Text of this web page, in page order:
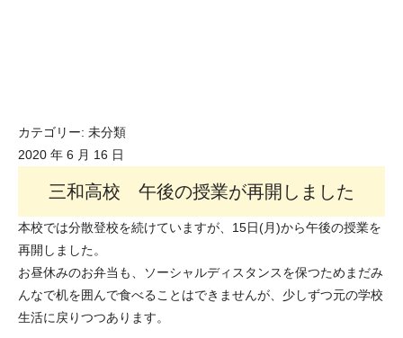
カテゴリー: 未分類
2020 年 6 月 16 日
三和高校 午後の授業が再開しました
本校では分散登校を続けていますが、15日(月)から午後の授業を
再開しました。
お昼休みのお弁当も、ソーシャルディスタンスを保つためまだみ
んなで机を囲んで食べることはできませんが、少しずつ元の学校
生活に戻りつつあります。